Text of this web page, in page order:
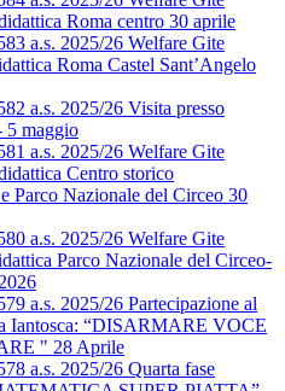
Roma centro 30 aprile
a.s. 2025/26 Welfare Gite
Roma Castel Sant’Angelo
a.s. 2025/26 Visita presso
5 maggio
a.s. 2025/26 Welfare Gite
Centro storico
Parco Nazionale del Circeo 30
a.s. 2025/26 Welfare Gite
Parco Nazionale del Circeo-
a.s. 2025/26 Partecipazione al
Iantosca: “DISARMARE VOCE
" 28 Aprile
a.s. 2025/26 Quarta fase